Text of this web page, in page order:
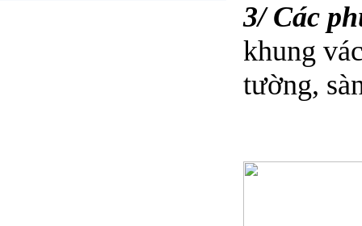
3/ Các
khung
tường,